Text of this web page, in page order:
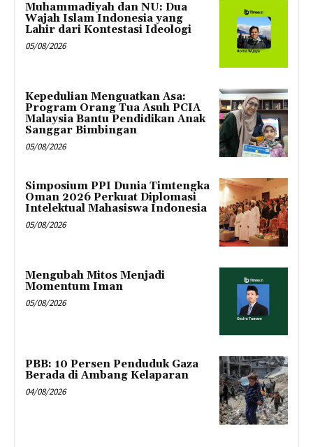
Muhammadiyah dan NU: Dua
Wajah Islam Indonesia yang
Lahir dari Kontestasi Ideologi
05/08/2026
Kepedulian Menguatkan Asa:
Program Orang Tua Asuh PCIA
Malaysia Bantu Pendidikan Anak
Sanggar Bimbingan
05/08/2026
Simposium PPI Dunia Timtengka
Oman 2026 Perkuat Diplomasi
Intelektual Mahasiswa Indonesia
05/08/2026
Mengubah Mitos Menjadi
Momentum Iman
05/08/2026
PBB: 10 Persen Penduduk Gaza
Berada di Ambang Kelaparan
04/08/2026